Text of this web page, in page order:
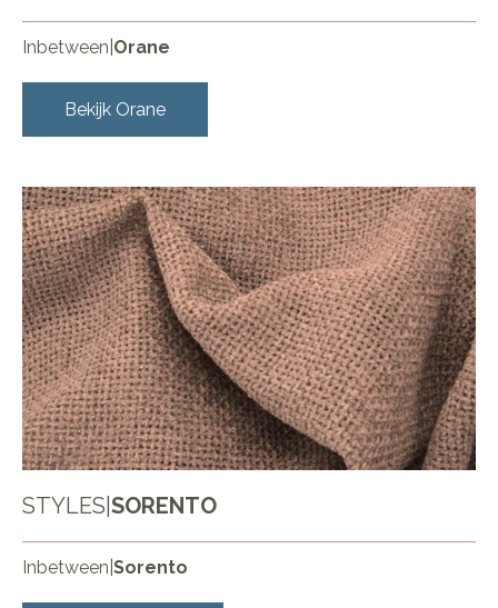
Inbetween Orane
Bekijk Orane
STYLES SORENTO
Inbetween Sorento